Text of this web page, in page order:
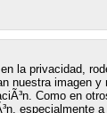
la privacidad,
nuestra imagen
Como en
especialmente